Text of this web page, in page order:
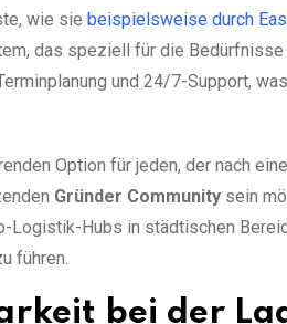
wie sie beispielsweise durch
das speziell für die
und 24/7-Support,
Option für jeden, der nach
Gründer Community sein
Hubs in städtischen
führen.
bei der